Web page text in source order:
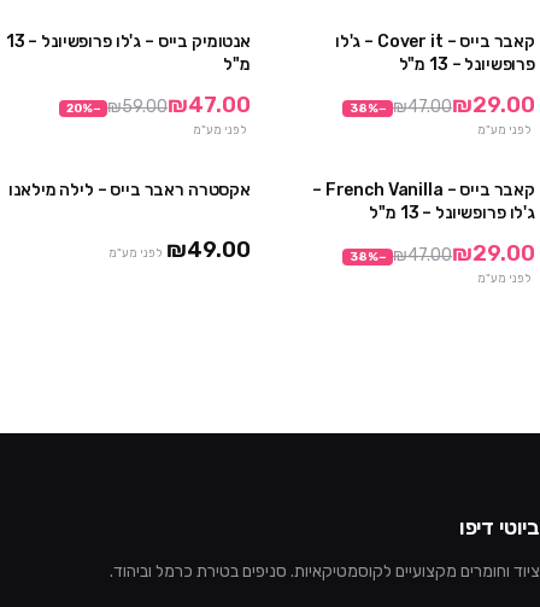
קאבר בייס – Cover it – ג'לו
פרופשיונל – 13 מ"ל
₪29.00
₪47.00
−
38%
לפני מע"מ
אנטומיק בייס – ג'לו פרופשיונל – 13
מ"ל
₪47.00
₪59.00
−
20%
לפני מע"מ
קאבר בייס – French Vanilla –
ג'לו פרופשיונל – 13 מ"ל
₪29.00
₪47.00
−
38%
לפני מע"מ
אקסטרה ראבר בייס – לילה מילאנו
₪49.00 לפני מע"מ
ביוטי דיפו
ציוד וחומרים מקצועיים לקוסמטיקאיות. סניפים בטירת כרמל וביהוד.